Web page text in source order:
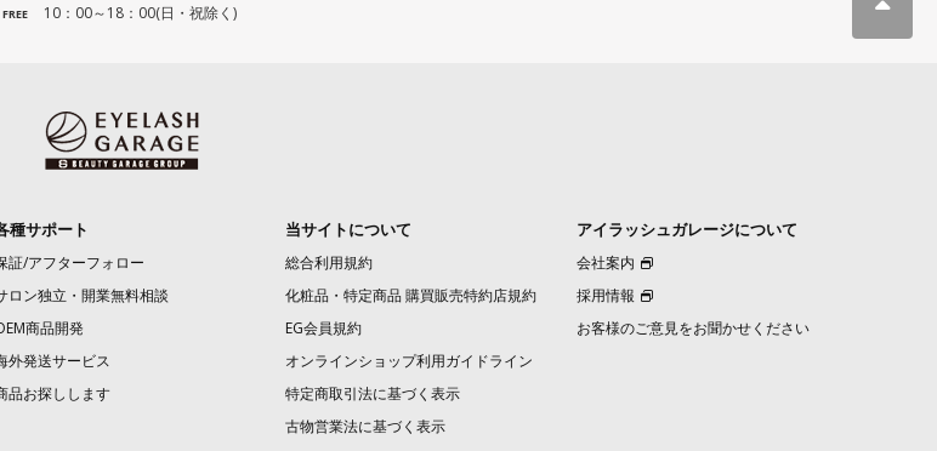
FREE 10：00～18：00(日・祝除く)
種サポート
証/アフターフォロー
ロン独立・開業無料相談
商品開発
外発送サービス
品お探しします
当サイトについて
総合利用規約
化粧品・特定商品 購買販売特約店規約
EG会員規約
オンラインショップ利用ガイドライン
特定商取引法に基づく表示
古物営業法に基づく表示
アイラッシュガレージについて
会社案内
採用情報
お客様のご意見をお聞かせください